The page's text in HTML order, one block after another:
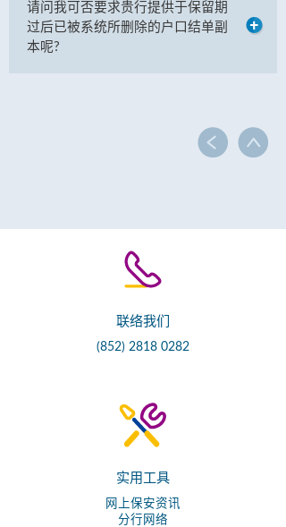
请问我可否要求贵行提供于保留期
过后已被系统所删除的户口结单副
本呢?
联络我们
(852) 2818 0282
实用工具
网上保安资讯
分行网络